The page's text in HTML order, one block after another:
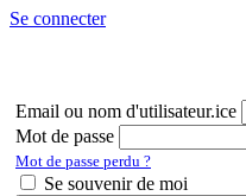
Se connecter
Email ou nom d'utilisateur.ice
Mot de passe
Mot de passe perdu ?
Se souvenir de moi